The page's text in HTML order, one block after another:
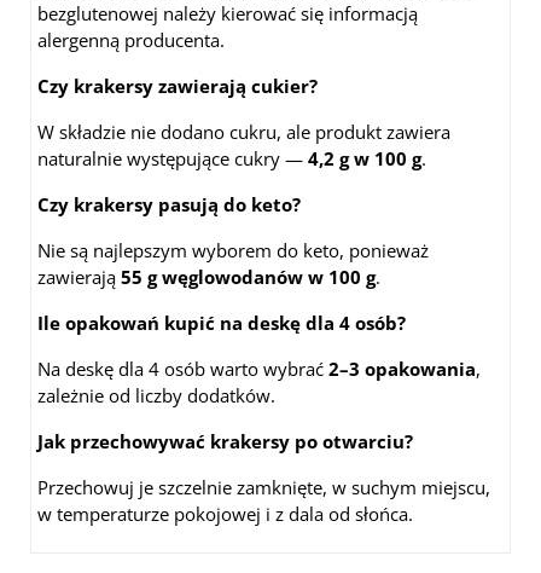
bezglutenowej należy kierować się informacją
alergenną producenta.
Czy krakersy zawierają cukier?
W składzie nie dodano cukru, ale produkt zawiera
naturalnie występujące cukry — 4,2 g w 100 g.
Czy krakersy pasują do keto?
Nie są najlepszym wyborem do keto, ponieważ
zawierają 55 g węglowodanów w 100 g.
Ile opakowań kupić na deskę dla 4 osób?
Na deskę dla 4 osób warto wybrać 2–3 opakowania,
zależnie od liczby dodatków.
Jak przechowywać krakersy po otwarciu?
Przechowuj je szczelnie zamknięte, w suchym miejscu,
w temperaturze pokojowej i z dala od słońca.